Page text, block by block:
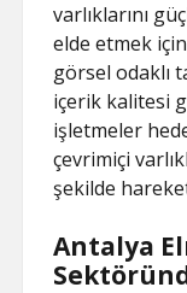
varlıklarını
elde etmek
görsel odaklı
içerik kalitesi
işletmeler
çevrimiçi
şekilde
Antalya